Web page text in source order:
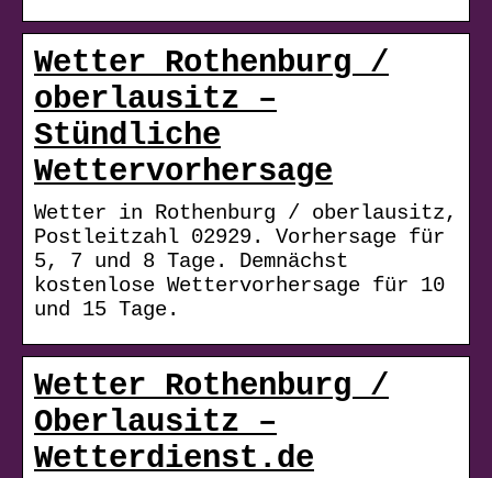
Wetter Rothenburg /
oberlausitz –
Stündliche
Wettervorhersage
Wetter in Rothenburg / oberlausitz,
Postleitzahl 02929. Vorhersage für
5, 7 und 8 Tage. Demnächst
kostenlose Wettervorhersage für 10
und 15 Tage.
Wetter Rothenburg /
Oberlausitz –
Wetterdienst.de